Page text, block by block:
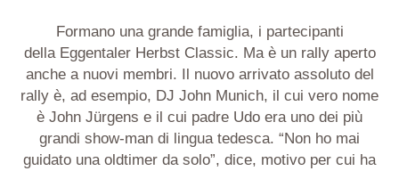
Formano una grande famiglia, i partecipanti
della Eggentaler Herbst Classic. Ma è un rally aperto
anche a nuovi membri. Il nuovo arrivato assoluto del
rally è, ad esempio, DJ John Munich, il cui vero nome
è John Jürgens e il cui padre Udo era uno dei più
grandi show-man di lingua tedesca. “Non ho mai
guidato una oldtimer da solo”, dice, motivo per cui ha